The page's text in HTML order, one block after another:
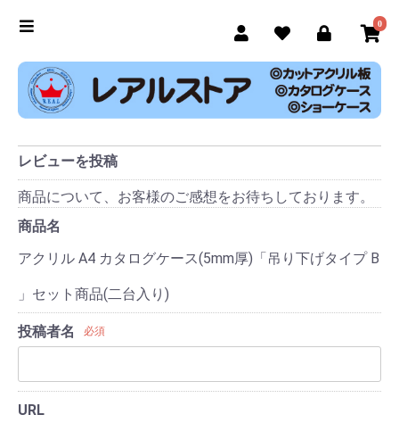
0
レビューを投稿
商品について、お客様のご感想をお待ちしております。
商品名
アクリル A4 カタログケース(5mm厚)「吊り下げタイプ B
」セット商品(二台入り)
投稿者名 必須
URL